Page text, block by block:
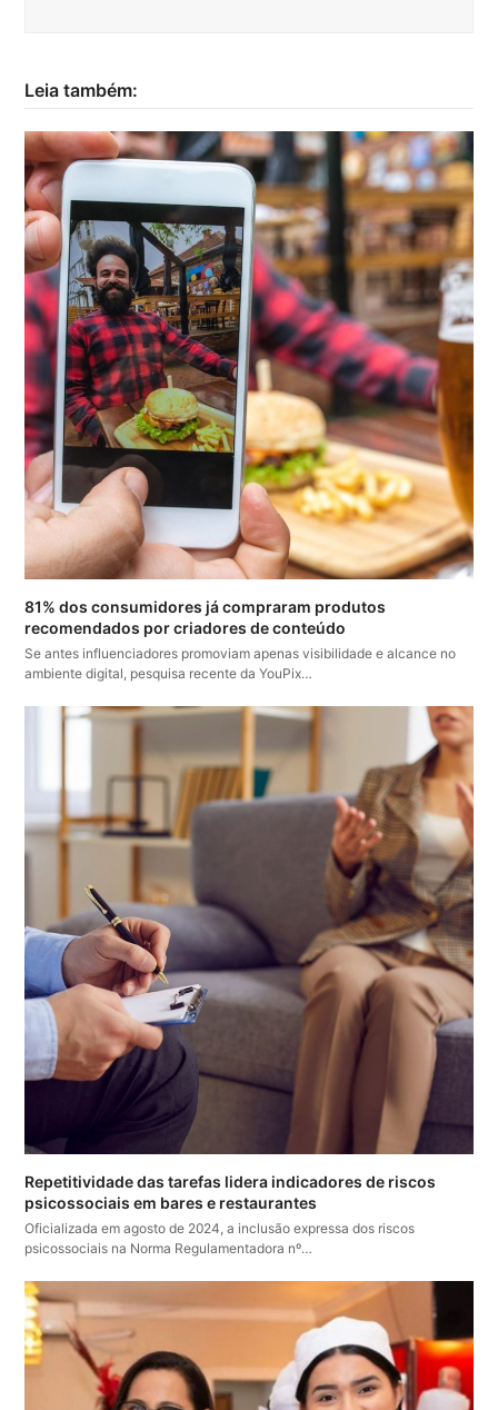
Leia também:
81% dos consumidores já compraram produtos
recomendados por criadores de conteúdo
Se antes influenciadores promoviam apenas visibilidade e alcance no
ambiente digital, pesquisa recente da YouPix…
Repetitividade das tarefas lidera indicadores de riscos
psicossociais em bares e restaurantes
Oficializada em agosto de 2024, a inclusão expressa dos riscos
psicossociais na Norma Regulamentadora nº…